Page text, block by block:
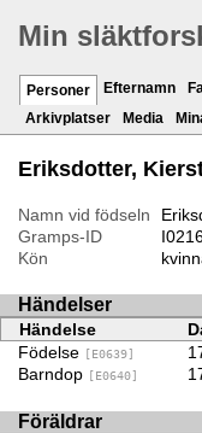
Min
Personer Efternamn
Arkivplatser
Media
Eriksdotter,
Namn vid födseln
Gramps-ID
Kön
Händelser
Händelse
Födelse
[E0639]
Barndop
[E0640]
Föräldrar